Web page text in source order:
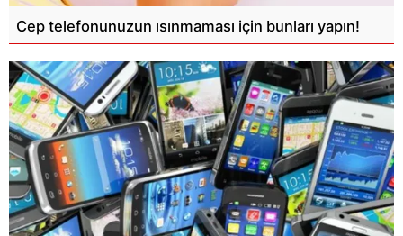
Cep telefonunuzun ısınmaması için bunları yapın!